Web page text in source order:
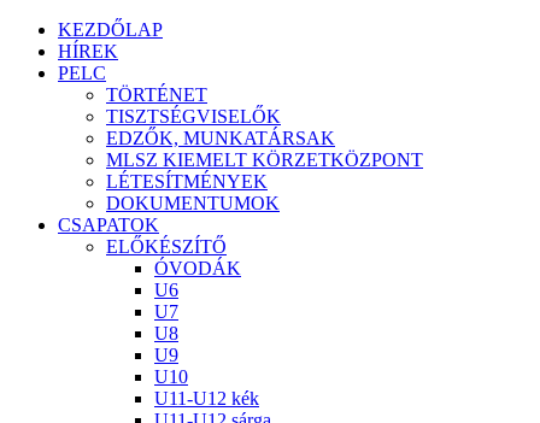
KEZDŐLAP
HÍREK
PELC
TÖRTÉNET
TISZTSÉGVISELŐK
EDZŐK, MUNKATÁRSAK
MLSZ KIEMELT KÖRZETKÖZPONT
LÉTESÍTMÉNYEK
DOKUMENTUMOK
CSAPATOK
ELŐKÉSZÍTŐ
ÓVODÁK
U6
U7
U8
U9
U10
U11-U12 kék